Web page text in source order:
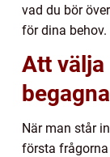
vad du bör
för dina behov.
Att välja
När man står
första